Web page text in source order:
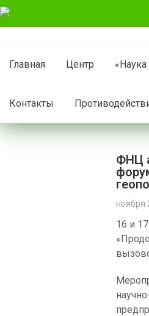
Главная Центр
Контакты
ФНЦ
ноября
16 и